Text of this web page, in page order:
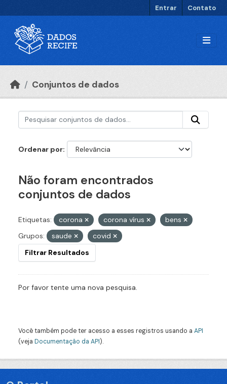
Entrar Contato
Conjuntos de dados
Ordenar por
Não foram encontrados
conjuntos de dados
Etiquetas: corona corona vírus
bens
Grupos:
saude
covid
Filtrar Resultados
Por favor tente uma nova pesquisa.
Você também pode ter acesso a esses registros usando a API
(veja Documentação da API).